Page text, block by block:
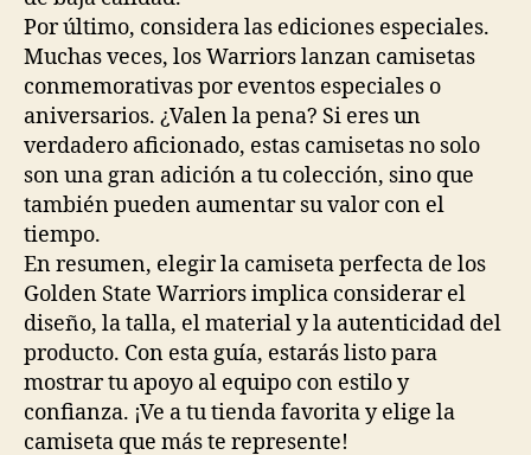
Por último, considera las ediciones especiales.
Muchas veces, los Warriors lanzan camisetas
conmemorativas por eventos especiales o
aniversarios. ¿Valen la pena? Si eres un
verdadero aficionado, estas camisetas no solo
son una gran adición a tu colección, sino que
también pueden aumentar su valor con el
tiempo.
En resumen, elegir la camiseta perfecta de los
Golden State Warriors implica considerar el
diseño, la talla, el material y la autenticidad del
producto. Con esta guía, estarás listo para
mostrar tu apoyo al equipo con estilo y
confianza. ¡Ve a tu tienda favorita y elige la
camiseta que más te represente!